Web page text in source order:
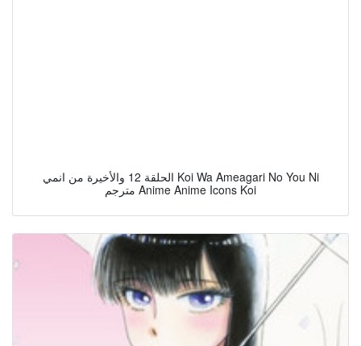
الحلقة 12 والأخيرة من انمي Koi Wa Ameagari No You Ni
مترجم Anime Anime Icons Koi